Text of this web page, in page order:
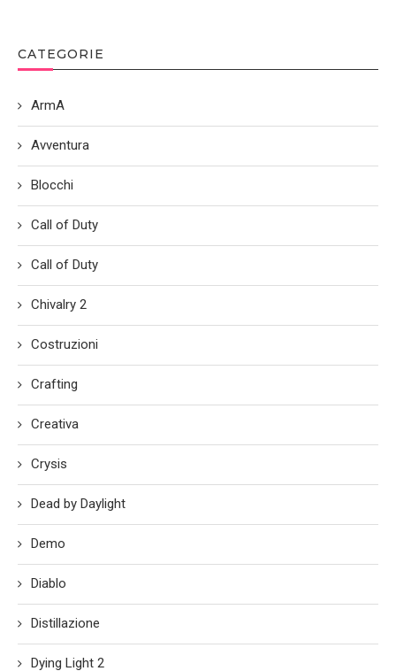
CATEGORIE
ArmA
Avventura
Blocchi
Call of Duty
Call of Duty
Chivalry 2
Costruzioni
Crafting
Creativa
Crysis
Dead by Daylight
Demo
Diablo
Distillazione
Dying Light 2